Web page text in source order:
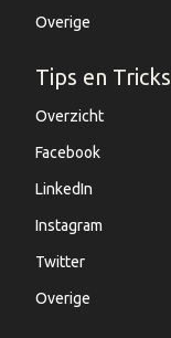
Overige
Tips en Tricks
Overzicht
Facebook
LinkedIn
Instagram
Twitter
Overige